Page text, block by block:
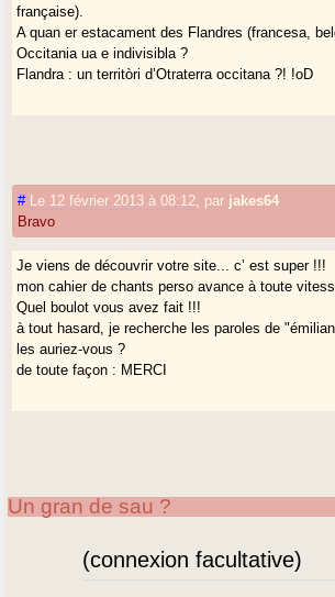
française).
A quan er estacament des Flandres (francesa,
Occitania ua e indivisibla ?
Flandra : un territòri d’Otraterra occitana ?! !oD
# Le 12 février 2013 à 08:12 par jakes64
Bravo
Je viens de découvrir votre site... c’ est super !!!
mon cahier de chants perso avance à toute
Quel boulot vous avez fait !!!
à tout hasard, je recherche les paroles de
les auriez-vous ?
de toute façon : MERCI
Un gran de sau ?
(connexion facultative)